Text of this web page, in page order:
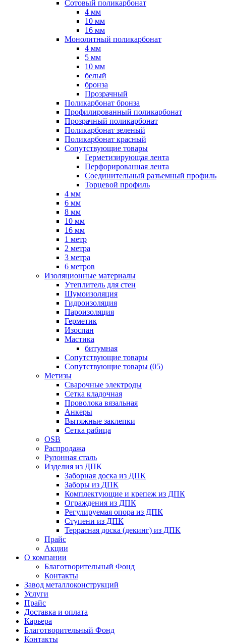
Сотовый поликарбонат
4 мм
10 мм
16 мм
Монолитный поликарбонат
4 мм
5 мм
10 мм
белый
бронза
Прозрачный
Поликарбонат бронза
Профилированный поликарбонат
Прозрачный поликарбонат
Поликарбонат зеленый
Поликарбонат красный
Сопутствующие товары
Герметизирующая лента
Перфорированная лента
Соединительный разъемный профиль
Торцевой профиль
4 мм
6 мм
8 мм
10 мм
16 мм
1 метр
2 метра
3 метра
6 метров
Изоляционные материалы
Утеплитель для стен
Шумоизоляция
Гидроизоляция
Пароизоляция
Герметик
Изоспан
Мастика
битумная
Сопутствующие товары
Сопутствующие товары (05)
Метизы
Сварочные электроды
Сетка кладочная
Проволока вязальная
Анкеры
Вытяжные заклепки
Сетка рабица
OSB
Распродажа
Рулонная сталь
Изделия из ДПК
Заборная доска из ДПК
Заборы из ДПК
Комплектующие и крепеж из ДПК
Ограждения из ДПК
Регулируемая опора из ДПК
Ступени из ДПК
Террасная доска (декинг) из ДПК
Прайс
Акции
О компании
Благотворительный Фонд
Контакты
Завод металлоконструкций
Услуги
Прайс
Доставка и оплата
Карьера
Благотворительный Фонд
Контакты